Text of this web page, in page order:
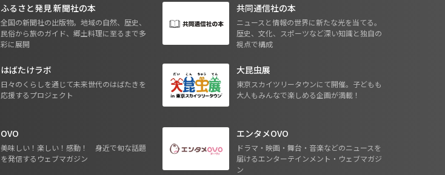
ふるさと発見 新聞社の本
全国の新聞社の出版物。地域の自然、歴史、
民俗から旅のガイド、郷土料理に至るまで多
彩に展開
共同通信社の本
ニュースと情報の世界に新たな光を当てる。
歴史、文化、スポーツなど深い知識と独自の
視点で構成
はばたけラボ
日々のくらしを通じて未来世代のはばたきを
応援するプロジェクト
大昆虫展
東京スカイツリータウンにて開催。子どもも
大人もみんなで楽しめる企画が満載！
OVO
美味しい！楽しい！感動！ 身近で旬な話題
を発信するウェブマガジン
エンタメOVO
ドラマ・映画・舞台・音楽などのニュースを
届けるエンターテインメント・ウェブマガジ
ン